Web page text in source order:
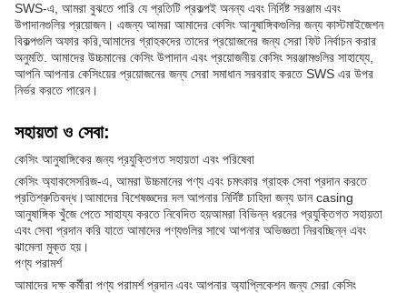
SWS-এ, আমরা বুঝতে পারি যে প্রতিটি প্রকল্পই অনন্য এবং নির্দিষ্ট সরঞ্জাম এবং
উপাদানগুলির প্রয়োজন। এজন্য আমরা আমাদের কেসিং আনুষাঙ্গিকগুলির জন্য কাস্টমাইজেশন
বিকল্পগুলি অফার করি,আমাদের গ্রাহকদের তাদের প্রয়োজনের জন্য সেরা ফিট নির্বাচন করার
অনুমতি. আমাদের উচ্চমানের কেসিং উপাদান এবং প্রয়োজনীয় কেসিং সরঞ্জামগুলির সাহায্যে,
আপনি আপনার কেসিংয়ের প্রয়োজনের জন্য সেরা সমাধান সরবরাহ করতে SWS এর উপর
নির্ভর করতে পারেন।
সহায়তা ও সেবা:
কেসিং আনুষাঙ্গিকের জন্য প্রযুক্তিগত সহায়তা এবং পরিষেবা
কেসিং অ্যাকসেসরিজ-এ, আমরা উচ্চমানের পণ্য এবং চমৎকার গ্রাহক সেবা প্রদান করতে
প্রতিশ্রুতিবদ্ধ।আমাদের বিশেষজ্ঞদের দল আপনার নির্দিষ্ট চাহিদা জন্য ডান casing
আনুষাঙ্গিক খুঁজে পেতে সাহায্য করতে নিবেদিত হয়আমরা বিভিন্ন ধরনের প্রযুক্তিগত সহায়তা
এবং সেবা প্রদান করি যাতে আমাদের পণ্যগুলির সাথে আপনার অভিজ্ঞতা নিরবচ্ছিন্ন এবং
ঝামেলা মুক্ত হয়।
পণ্য পরামর্শ
আমাদের দক্ষ কর্মীরা পণ্য পরামর্শ প্রদান এবং আপনার অ্যাপ্লিকেশন জন্য সেরা কেসিং